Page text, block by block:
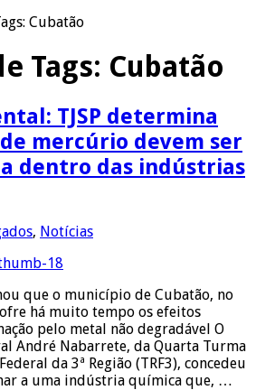
Cubatão
Tags: Cubatão
TJSP determina
mercúrio devem ser
dentro das indústrias
, Notícias
que o município de Cubatão, no
há muito tempo os efeitos
pelo metal não degradável O
André Nabarrete, da Quarta Turma
da 3ª Região (TRF3), concedeu
a uma indústria química que, …